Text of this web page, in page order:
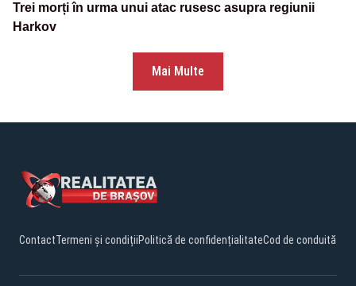
Trei morți în urma unui atac rusesc asupra regiunii
Harkov
Mai Multe
ContactTermeni și condițiiPolitică de confidențialitateCod de conduită